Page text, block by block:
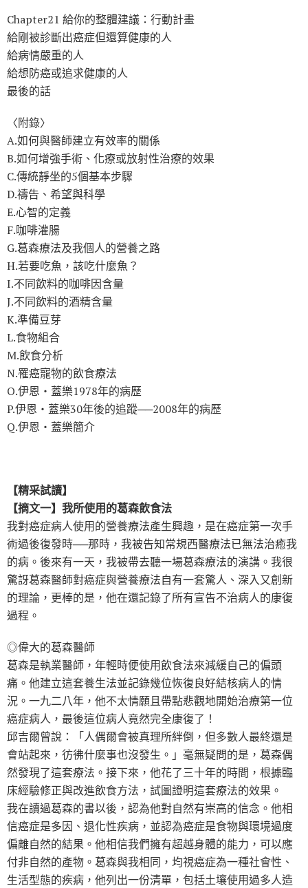
Chapter21 給你的整體建議：行動計畫
給剛被診斷出癌症但還算健康的人
給病情嚴重的人
給想防癌或追求健康的人
最後的話
〈附錄〉
A.如何與醫師建立有效率的關係
B.如何增強手術、化療或放射性治療的效果
C.傳統靜坐的5個基本步驟
D.禱告、希望與科學
E.心智的定義
F.咖啡灌腸
G.葛森療法及我個人的營養之路
H.若要吃魚，該吃什麼魚？
I.不同飲料的咖啡因含量
J.不同飲料的酒精含量
K.準備豆芽
L.食物組合
M.飲食分析
N.罹癌寵物的飲食療法
O.伊恩‧蓋樂1978年的病歷
P.伊恩‧蓋樂30年後的追蹤──2008年的病歷
Q.伊恩‧蓋樂簡介
【精采試讀】
【摘文一】我所使用的葛森飲食法
我對癌症病人使用的營養療法產生興趣，是在癌症第一次手
術過後復發時──那時，我被告知常規西醫療法已無法治癒我
的病。後來有一天，我被帶去聽一場葛森療法的演講。我很
驚訝葛森醫師對癌症與營養療法自有一套驚人、深入又創新
的理論，更棒的是，他在還記錄了所有宣告不治病人的康復
過程。
◎偉大的葛森醫師
葛森是執業醫師，年輕時便使用飲食法來減緩自己的偏頭
痛。他建立這套養生法並記錄幾位恢復良好結核病人的情
況。一九二八年，他不太情願且帶點悲觀地開始治療第一位
癌症病人，最後這位病人竟然完全康復了！
邱吉爾曾說：「人偶爾會被真理所絆倒，但多數人最終還是
會站起來，彷彿什麼事也沒發生。」毫無疑問的是，葛森偶
然發現了這套療法。接下來，他花了三十年的時間，根據臨
床經驗修正與改進飲食方法，試圖證明這套療法的效果。
我在讀過葛森的書以後，認為他對自然有崇高的信念。他相
信癌症是多因、退化性疾病，並認為癌症是食物與環境過度
偏離自然的結果。他相信我們擁有超越身體的能力，可以應
付非自然的產物。葛森與我相同，均視癌症為一種社會性、
生活型態的疾病，他列出一份清單，包括土壤使用過多人造